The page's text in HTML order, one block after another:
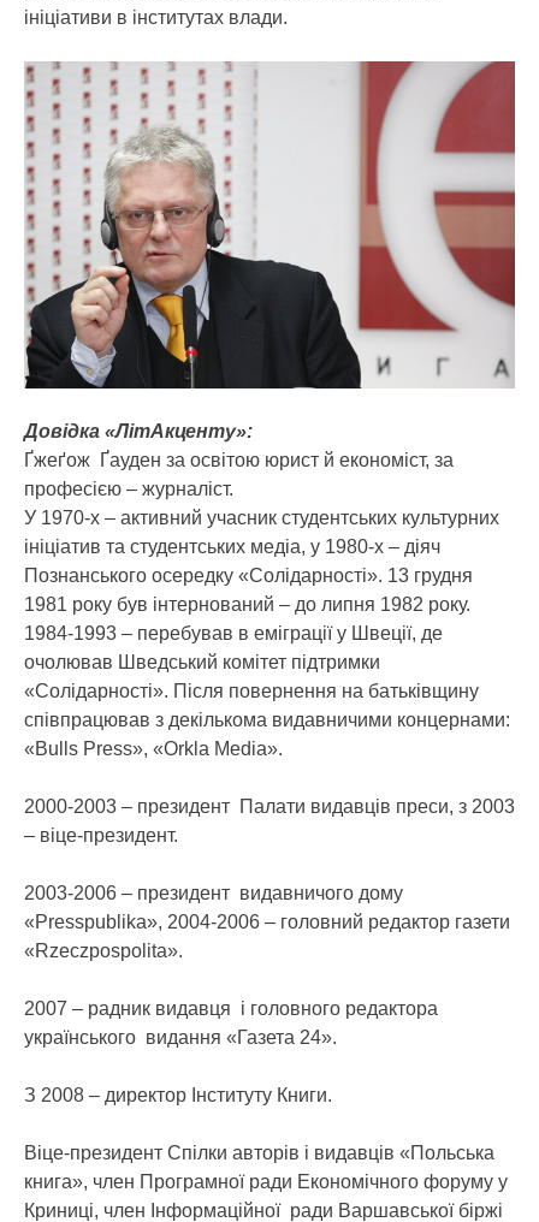
ініціативи в інститутах влади.
Довідка «ЛітАкценту»:
Ґжеґож Ґауден за освітою юрист й економіст, за
професією – журналіст.
У 1970-х – активний учасник студентських культурних
ініціатив та студентських медіа, у 1980-х – діяч
Познанського осередку «Солідарності». 13 грудня
1981 року був інтернований – до липня 1982 року.
1984-1993 – перебував в еміграції у Швеції, де
очолював Шведський комітет підтримки
«Солідарності». Після повернення на батьківщину
співпрацював з декількома видавничими концернами:
«Bulls Press», «Orkla Media».
2000-2003 – президент Палати видавців преси, з 2003
– віце-президент.
2003-2006 – президент видавничого дому
«Presspublikа», 2004-2006 – головний редактор газети
«Rzeczpospolitа».
2007 – радник видавця і головного редактора
українського видання «Газета 24».
З 2008 – директор Інституту Книги.
Віце-президент Спілки авторів і видавців «Польська
книга», член Програмної ради Економічного форуму у
Криниці, член Інформаційної ради Варшавської біржі